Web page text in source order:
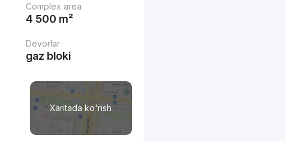
Complex area
4 500 m²
Devorlar
gaz bloki
Xaritada ko'rish